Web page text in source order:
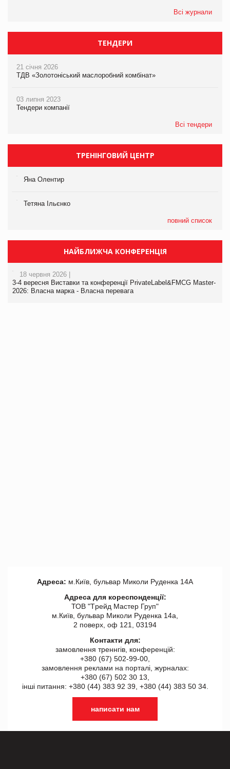
Всі журнали
ТЕНДЕРИ
21 січня 2026
ТДВ «Золотоніський маслоробний комбінат»
03 липня 2023
Тендери компанії
Всі тендери
ТРЕНІНГОВИЙ ЦЕНТР
Яна Олентир
Тетяна Ільєнко
повний список
НАЙБЛИЖЧА КОНФЕРЕНЦІЯ
18 червня 2026 |
3-4 вересня Виставки та конференції PrivateLabel&FMCG Master-
2026: Власна марка - Власна перевага
Адреса: м.Київ, бульвар Миколи Руденка 14А
Адреса для кореспонденції:
ТОВ "Tрейд Мастер Груп"
м.Київ, бульвар Миколи Руденка 14а,
2 поверх, оф 121, 03194
Контакти для:
замовлення треннгів, конференцій:
+380 (67) 502-99-00,
замовлення реклами на порталі, журналах:
+380 (67) 502 30 13,
інші питання: +380 (44) 383 92 39, +380 (44) 383 50 34.
написати нам